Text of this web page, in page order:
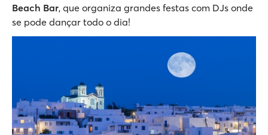
Beach Bar, que organiza grandes festas com DJs onde
se pode dançar todo o dia!